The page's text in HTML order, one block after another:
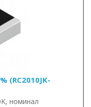
(RC2010JK-
номинал